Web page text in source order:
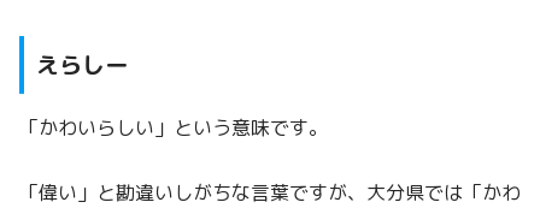
えらしー
「かわいらしい」という意味です。
「偉い」と勘違いしがちな言葉ですが、大分県では「かわ